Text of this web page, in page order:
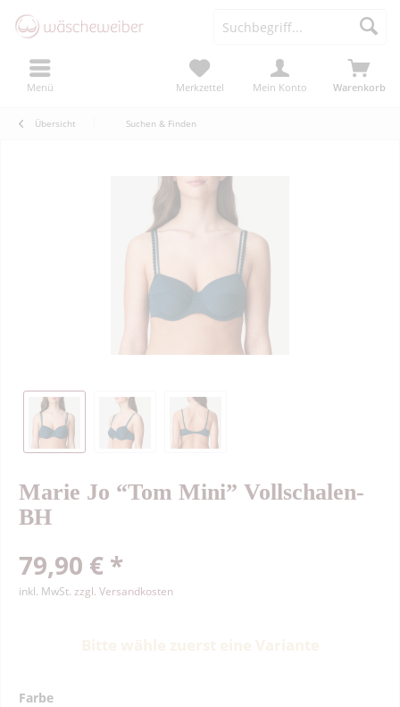
Menü Warenkorb
Merkzettel Mein Konto
Übersicht Suchen & Finden
Marie Jo “Tom Mini” Vollschalen-
BH
79,90 € *
inkl. MwSt. zzgl. Versandkosten
Farbe